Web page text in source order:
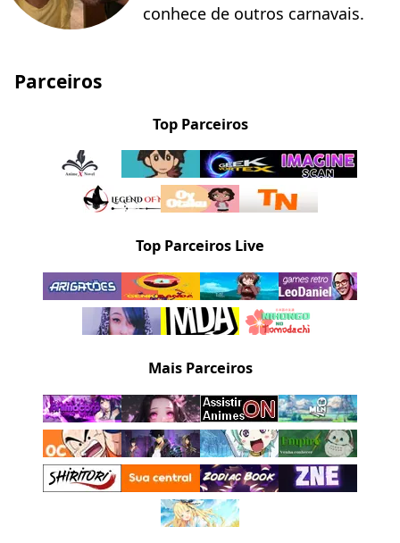
conhece de outros carnavais.
Parceiros
Top Parceiros
Top Parceiros Live
Mais Parceiros